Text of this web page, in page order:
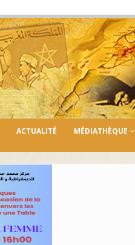
ACTUALITÉ MÉDIATHÈQUE